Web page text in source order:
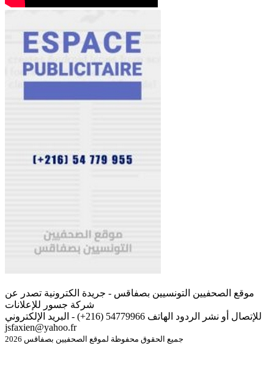
موقع الصحفيين التونسيين بصفاقس - جريدة الكترونية تصدر عن
شركة جسور للإعلانات
للإتصال أو نشر الردود الهاتف 54779966 (216+) - البريد الإلكتروني
jsfaxien@yahoo.fr
جميع الحقوق محفوظة لموقع الصحفيين بصفاقس 2026